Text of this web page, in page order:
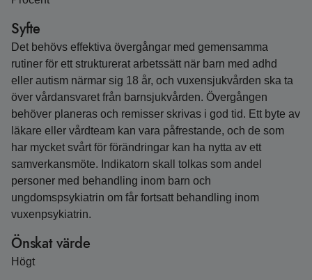
Syfte
Det behövs effektiva övergångar med gemensamma
rutiner för ett strukturerat arbetssätt när barn med adhd
eller autism närmar sig 18 år, och vuxensjukvården ska ta
över vårdansvaret från barnsjukvården. Övergången
behöver planeras och remisser skrivas i god tid. Ett byte av
läkare eller vårdteam kan vara påfrestande, och de som
har mycket svårt för förändringar kan ha nytta av ett
samverkansmöte. Indikatorn skall tolkas som andel
personer med behandling inom barn och
ungdomspsykiatrin om får fortsatt behandling inom
vuxenpsykiatrin.
Önskat värde
Högt